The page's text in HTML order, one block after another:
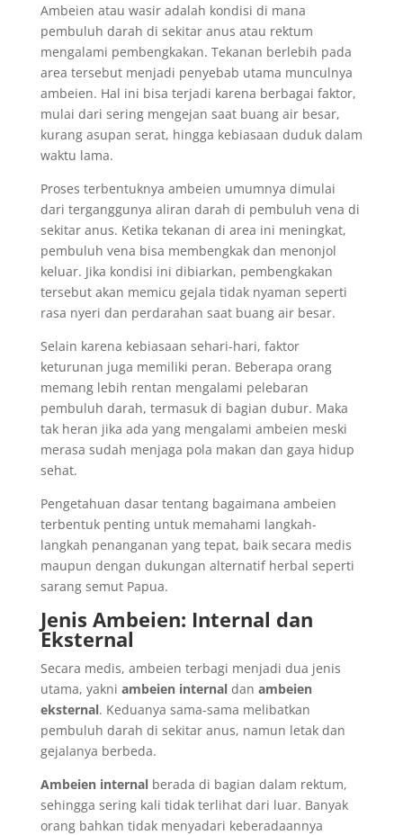
Ambeien atau wasir adalah kondisi di mana
pembuluh darah di sekitar anus atau rektum
mengalami pembengkakan. Tekanan berlebih pada
area tersebut menjadi penyebab utama munculnya
ambeien. Hal ini bisa terjadi karena berbagai faktor,
mulai dari sering mengejan saat buang air besar,
kurang asupan serat, hingga kebiasaan duduk dalam
waktu lama.
Proses terbentuknya ambeien umumnya dimulai
dari terganggunya aliran darah di pembuluh vena di
sekitar anus. Ketika tekanan di area ini meningkat,
pembuluh vena bisa membengkak dan menonjol
keluar. Jika kondisi ini dibiarkan, pembengkakan
tersebut akan memicu gejala tidak nyaman seperti
rasa nyeri dan perdarahan saat buang air besar.
Selain karena kebiasaan sehari-hari, faktor
keturunan juga memiliki peran. Beberapa orang
memang lebih rentan mengalami pelebaran
pembuluh darah, termasuk di bagian dubur. Maka
tak heran jika ada yang mengalami ambeien meski
merasa sudah menjaga pola makan dan gaya hidup
sehat.
Pengetahuan dasar tentang bagaimana ambeien
terbentuk penting untuk memahami langkah-
langkah penanganan yang tepat, baik secara medis
maupun dengan dukungan alternatif herbal seperti
sarang semut Papua.
Jenis Ambeien: Internal dan
Eksternal
Secara medis, ambeien terbagi menjadi dua jenis
utama, yakni ambeien internaldan ambeien
eksternal. Keduanya sama-sama melibatkan
pembuluh darah di sekitar anus, namun letak dan
gejalanya berbeda.
Ambeien internalberada di bagian dalam rektum,
sehingga sering kali tidak terlihat dari luar. Banyak
orang bahkan tidak menyadari keberadaannya